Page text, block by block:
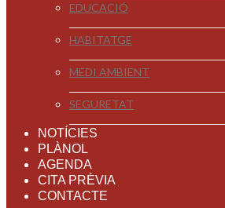
EDUCACIÓ
HABITATGE
MEDI AMBIENT
SEGURETAT
NOTÍCIES
PLÀNOL
AGENDA
CITA PRÈVIA
CONTACTE